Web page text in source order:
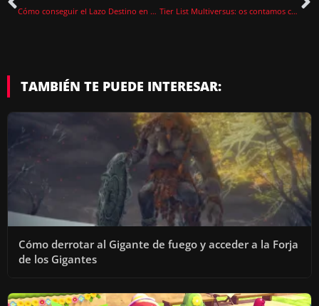
I
E
O
Cómo conseguir el Lazo Destino en Pokémon Escarlata y Púrpura Tier List Multiversus: os contamos cuáles son los mejores personajes
TAMBIÉN TE PUEDE INTERESAR:
Cómo derrotar al Gigante de fuego y acceder a la Forja
de los Gigantes